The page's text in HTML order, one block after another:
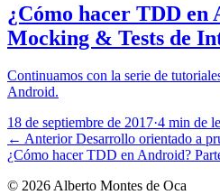
¿Cómo hacer TDD en
Mocking & Tests de
Continuamos con la serie de
Android.
18 de septiembre de 2017·4 min de
← Anterior Desarrollo orientado a
¿Cómo hacer TDD en Android?
© 2026 Alberto Montes de Oca